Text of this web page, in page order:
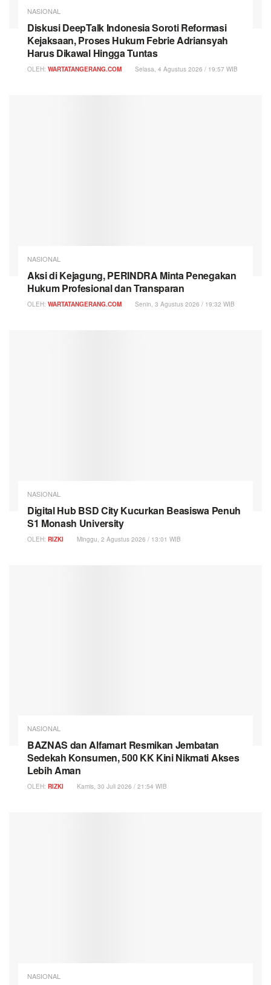
NASIONAL
Diskusi DeepTalk Indonesia Soroti Reformasi
Kejaksaan, Proses Hukum Febrie Adriansyah
Harus Dikawal Hingga Tuntas
OLEH: WARTATANGERANG.COM Selasa, 4 Agustus 2026 / 19:57 WIB
NASIONAL
Aksi di Kejagung, PERINDRA Minta Penegakan
Hukum Profesional dan Transparan
OLEH: WARTATANGERANG.COM Senin, 3 Agustus 2026 / 19:32 WIB
NASIONAL
Digital Hub BSD City Kucurkan Beasiswa Penuh
S1 Monash University
OLEH: RIZKI Minggu, 2 Agustus 2026 / 13:01 WIB
NASIONAL
BAZNAS dan Alfamart Resmikan Jembatan
Sedekah Konsumen, 500 KK Kini Nikmati Akses
Lebih Aman
OLEH: RIZKI Kamis, 30 Juli 2026 / 21:54 WIB
NASIONAL